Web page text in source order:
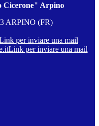
Cicerone" Arpino
ARPINO (FR)
per inviare una mail
Link per inviare una mail